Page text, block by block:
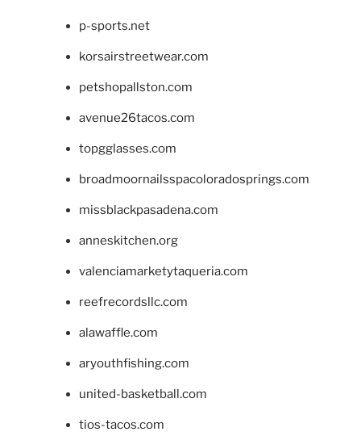
p-sports.net
korsairstreetwear.com
petshopallston.com
avenue26tacos.com
topgglasses.com
broadmoornailsspacoloradosprings.com
missblackpasadena.com
anneskitchen.org
valenciamarketytaqueria.com
reefrecordsllc.com
alawaffle.com
aryouthfishing.com
united-basketball.com
tios-tacos.com